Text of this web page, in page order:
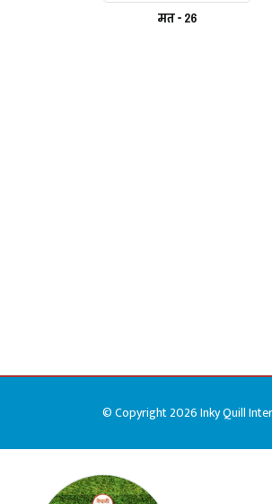
मत - 26
© Copyright 2026 Inky Quill